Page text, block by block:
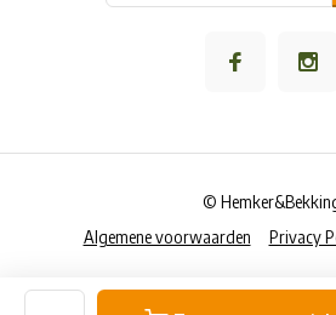
Algemene voorwaarden Privacy
©